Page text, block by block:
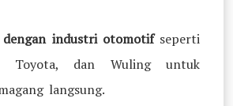
dengan industri otomotifseperti
Toyota, dan Wuling untuk
langsung.